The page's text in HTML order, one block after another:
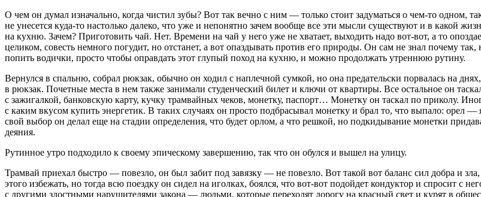
О чем он думал изначально, когда чистил зубы? Вот так вечно с ним — только стоит задуматься о чем-то одном,
не унесется куда-то настолько далеко, что уже и непонятно зачем вообще все эти мысли существуют и в какой
на кухню. Зачем? Приготовить чай. Нет. Времени на чай у него уже не хватает, выходить надо вот-вот, а то
целиком, совесть немного погудит, но отстанет, а вот опаздывать против его природы. Он сам не знал почему
попить водички, просто чтобы оправдать этот глупый поход на кухню, и можно продолжать утреннюю рутину.
Вернулся в спальню, собрал рюкзак, обычно он ходил с наплечной сумкой, но она предательски порвалась на
в рюкзак. Почетные места в нем также занимали студенческий билет и ключи от квартиры. Все остальное он
с зажигалкой, банковскую карту, кучку трамвайных чеков, монетку, паспорт… Монетку он таскал по приколу.
с каким вкусом купить энергетик. В таких случаях он просто подбрасывал монетку и брал то, что выпало:
свой выбор он делал еще на стадии определения, что будет орлом, а что решкой, но подкидывание монетки
деяния.
Рутинное утро подходило к своему эпическому завершению, так что он обулся и вышел на улицу.
Трамвай приехал быстро — повезло, он был забит под завязку — не повезло. Вот такой вот баланс сил добра и
этого избежать, но тогда всю поездку он сидел на иголках, боялся, что вот-вот подойдет кондуктор и спросит с
с другими злостными нарушителями закона — людьми, которые переходят дорогу на красный свет и курят в